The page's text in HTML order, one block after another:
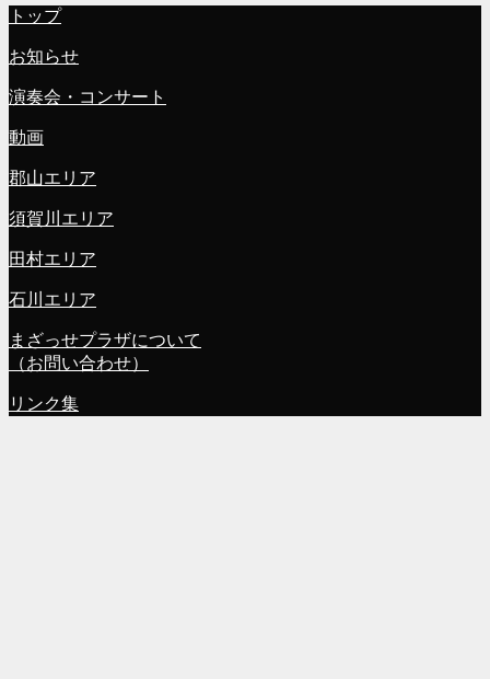
トップ
お知らせ
演奏会・コンサート
動画
郡山エリア
須賀川エリア
田村エリア
石川エリア
まざっせプラザについて
（お問い合わせ）
リンク集